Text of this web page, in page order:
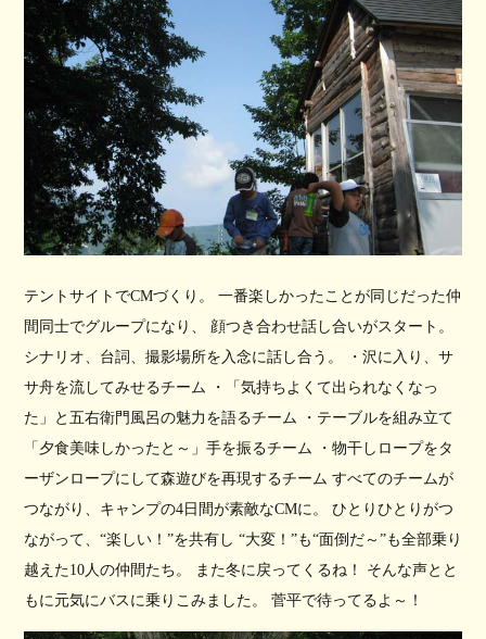
テントサイトでCMづくり。 一番楽しかったことが同じだった仲
間同士でグループになり、 顔つき合わせ話し合いがスタート。
シナリオ、台詞、撮影場所を入念に話し合う。 ・沢に入り、サ
サ舟を流してみせるチーム ・「気持ちよくて出られなくなっ
た」と五右衛門風呂の魅力を語るチーム ・テーブルを組み立て
「夕食美味しかったと～」手を振るチーム ・物干しロープをタ
ーザンロープにして森遊びを再現するチーム すべてのチームが
つながり、キャンプの4日間が素敵なCMに。 ひとりひとりがつ
ながって、“楽しい！”を共有し “大変！”も“面倒だ～”も全部乗り
越えた10人の仲間たち。 また冬に戻ってくるね！ そんな声とと
もに元気にバスに乗りこみました。 菅平で待ってるよ～！